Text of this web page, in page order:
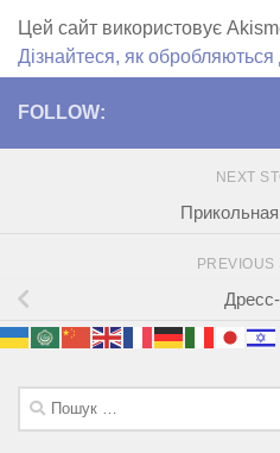
Цей сайт використовує
Дізнайтеся, як
FOLLOW:
NEXT
PREVIOUS
Пошук: